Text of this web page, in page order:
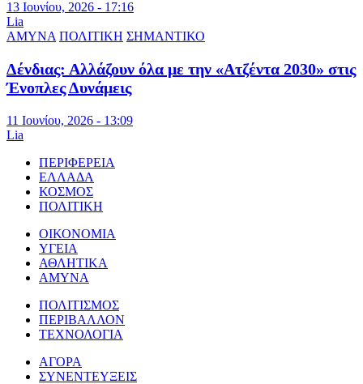
13 Ιουνίου, 2026 - 17:16
Lia
ΑΜΥΝΑ ΠΟΛΙΤΙΚΗ ΣΗΜΑΝΤΙΚΟ
Δένδιας: Αλλάζουν όλα με την «Ατζέντα 2030» στις
Ένοπλες Δυνάμεις
11 Ιουνίου, 2026 - 13:09
Lia
ΠΕΡΙΦΕΡΕΙΑ
ΕΛΛΑΔΑ
ΚΟΣΜΟΣ
ΠΟΛΙΤΙΚΗ
ΟΙΚΟΝΟΜΙΑ
ΥΓΕΙΑ
ΑΘΛΗΤΙΚΑ
ΑΜΥΝΑ
ΠΟΛΙΤΙΣΜΟΣ
ΠΕΡΙΒΑΛΛΟΝ
ΤΕΧΝΟΛΟΓΙΑ
ΑΓΟΡΑ
ΣΥΝΕΝΤΕΥΞΕΙΣ